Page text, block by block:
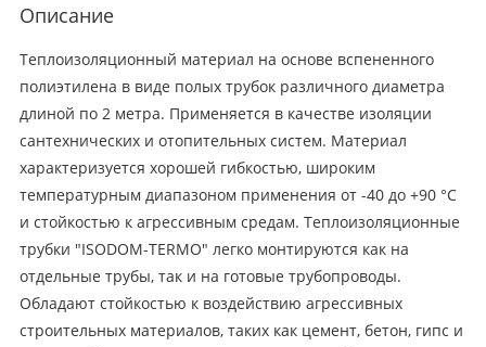
Описание
Теплоизоляционный материал на основе вспененного
полиэтилена в виде полых трубок различного диаметра
длиной по 2 метра. Применяется в качестве изоляции
сантехнических и отопительных систем. Материал
характеризуется хорошей гибкостью, широким
температурным диапазоном применения от -40 до +90 °С
и стойкостью к агрессивным средам. Теплоизоляционные
трубки "ISODOM-TERMO" легко монтируются как на
отдельные трубы, так и на готовые трубопроводы.
Обладают стойкостью к воздействию агрессивных
строительных материалов, таких как цемент, бетон, гипс и